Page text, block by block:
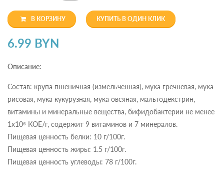
В КОРЗИНУ КУПИТЬ В ОДИН КЛИК
6.99 BYN
Описание:
Состав: крупа пшеничная (измельченная), мука гречневая, мука
рисовая, мука кукурузная, мука овсяная, мальтодекстрин,
витамины и минеральные вещества, бифидобактерии не менее
1х10⁶ КОЕ/г, содержит 9 витаминов и 7 минералов.
Пищевая ценность белки: 10 г/100г.
Пищевая ценность жиры: 1.5 г/100г.
Пищевая ценность углеводы: 78 г/100г.